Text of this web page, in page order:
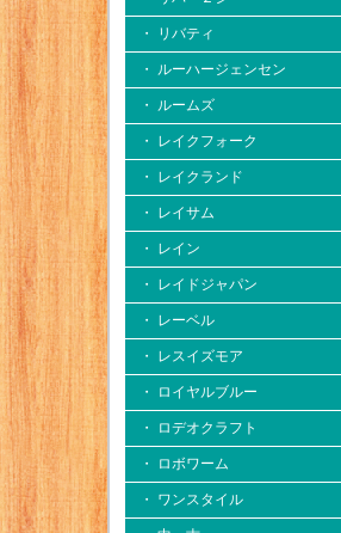
・ リバティ
・ ルーハージェンセン
・ ルームズ
・ レイクフォーク
・ レイクランド
・ レイサム
・ レイン
・ レイドジャパン
・ レーベル
・ レスイズモア
・ ロイヤルブルー
・ ロデオクラフト
・ ロボワーム
・ ワンスタイル